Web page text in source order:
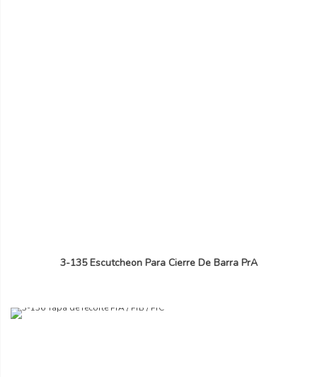
3-135 Escutcheon Para Cierre De Barra PrA